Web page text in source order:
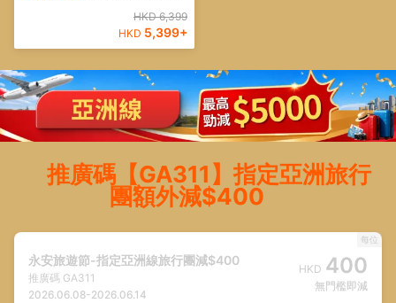
電梯)、中國最美鄉村~篁嶺
18/08,23/08,26/08,31/08,01/09,09/09,11/09,13/09,21/09,12/10,13/10,18/10,23/10,28/10,02/11,05/11,08/11,11/11,13/11,19/11
HKD 6,399
HKD 5,399+
推廣碼【GA311】指定亞洲旅行
團額外減$400
永安旅遊節-指定亞洲線旅行團減$400
推廣碼 GA311
2026.06.08-2026.06.14
HKD 400
無門檻即減
每位